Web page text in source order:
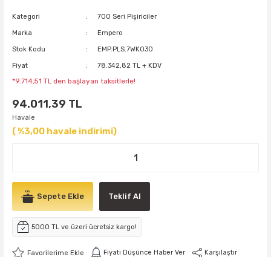
Kategori 700 Seri Pişiriciler
Marka Empero
Stok Kodu EMP.PLS.7WK030
Fiyat 78.342,82 TL + KDV
*9.714,51 TL den başlayan taksitlerle!
94.011,39 TL
Havale
( %3,00 havale indirimi)
Sepete Ekle Teklif Al
5000 TL ve üzeri ücretsiz kargo!
Fiyatı Düşünce Haber Ver Karşılaştır